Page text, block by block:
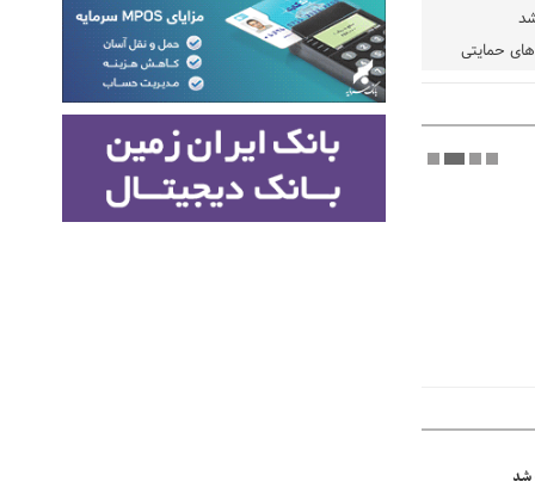
حمایتی
مشخص شد
مراجع رسمی
به